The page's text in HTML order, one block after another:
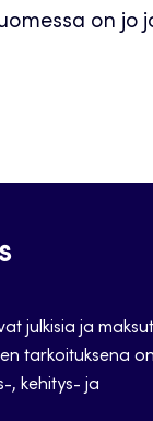
on jo
julkisia ja
tarkoituksena
, kehitys- ja